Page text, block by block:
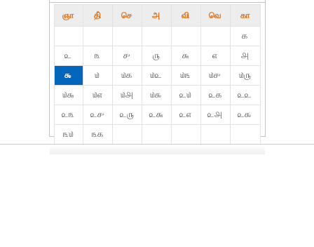
ஞா தி் செ அ வி வெ கா
௧
௨
௩ ௪ ௫ ௬ ௭
௮
௯
௰ ௰௧ ௰௨ ௰௩ ௰௪
௰௫
௰௬
௰௭ ௰௮ ௰௯ ௨௰ ௨௧
௨௨
௨௩
௨௪ ௨௫ ௨௬ ௨௭ ௨௮
௨௯
௩௰
௩௧